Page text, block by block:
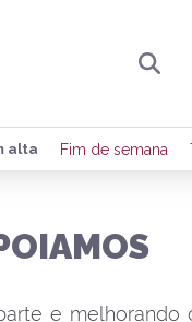
Preencha seus
de eventos e notícias
alta Fim de semana
e